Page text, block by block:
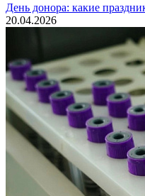
День донора: какие
20.04.2026